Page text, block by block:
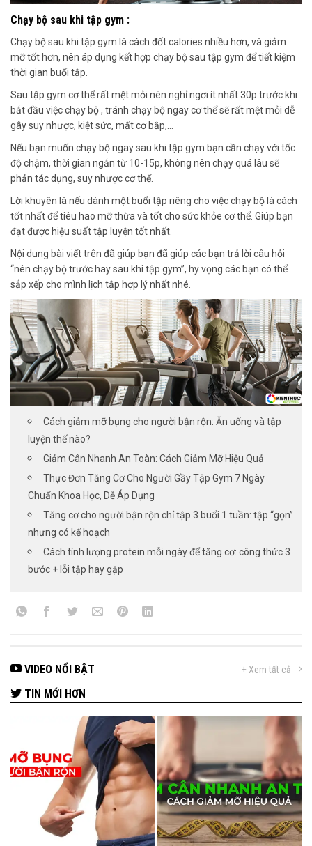
Chạy bộ sau khi tập gym :
Chạy bộ sau khi tập gym là cách đốtcalories nhiều hơn, và giảm
mỡ tốt hơn, nên áp dụng kết hợp chạy bộ sau tập gym để tiết kiệm
thời gian buổi tập.
Sau tập gym cơ thể rất mệt mỏi nên nghỉ ngơi ít nhất 30p trước khi
bắt đầu việcchạy bộ , tránh chạy bộ ngaycơ thể sẽ rất mệt mỏi dễ
gây suy nhược, kiệt sức, mất cơ bắp,…
Nếu bạn muốn chạy bộ ngay sau khi tập gym bạn cần chạy với tốc
độ chậm, thời gian ngắn từ 10-15p, không nên chạy quá lâu sẽ
phản tác dụng, suy nhược cơ thể.
Lời khuyên là nếu dành một buổi tập riêng cho việcchạy bộ là cách
tốt nhất để tiêu hao mỡ thừa và tốt cho sức khỏe cơ thể. Giúp bạn
đạt được hiệu suất tập luyện tốt nhất
Nội dung bài viết trên đã giúp bạn đã giúp các bạn trả lời câu hỏi
“nên chạy bộ trước hay sau khi tập gym”, hy vọng các bạn có thể
sắp xếp cho mình lịch tập hợp lý nhất nhé
Cách giảm mỡ bụng cho người bận rộn: Ăn uống và tập
luyện thế nào?
Giảm Cân Nhanh An Toàn: Cách Giảm Mỡ Hiệu Quả
Thực Đơn Tăng Cơ Cho Người Gầy Tập Gym 7 Ngày
Chuẩn Khoa Học, Dễ Áp Dụng
Tăng cơ cho người bận rộn chỉ tập 3 buổi 1 tuần: tập “gọn”
nhưng có kế hoạch
Cách tính lượng protein mỗi ngày để tăng cơ: công thức 3
bước + lỗi tập hay gặp
VIDEO NỔI BẬT + Xem tất cả
TIN MỚI HƠN